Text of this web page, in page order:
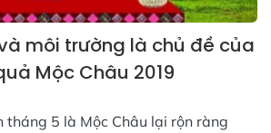
môi trường là chủ đề của
Mộc Châu 2019
tháng 5 là Mộc Châu lại rộn ràng